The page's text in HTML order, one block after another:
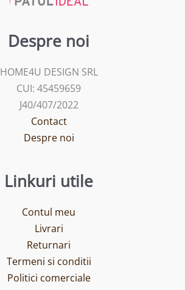
Despre noi
HOME4U DESIGN SRL
CUI: 45459659
J40/407/2022
Contact
Despre noi
Linkuri utile
Contul meu
Livrari
Returnari
Termeni si conditii
Politici comerciale